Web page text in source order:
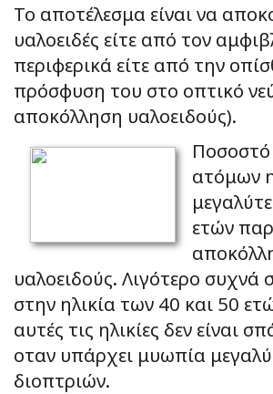
Το αποτέλεσμα είναι να
υαλοειδές είτε από τον
περιφερικά είτε από την
πρόσφυση του στο οπτικό
αποκόλληση υαλοειδούς).
ατόμων
ετών
υαλοειδούς. Λιγότερο συχνά
στην ηλικία των 40 και 50
αυτές τις ηλικίες δεν είναι
οταν υπάρχει μυωπία
διοπτριών.